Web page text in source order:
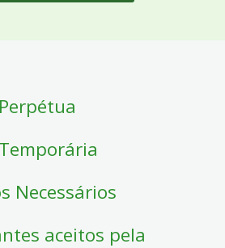
Necessários
aceitos pela